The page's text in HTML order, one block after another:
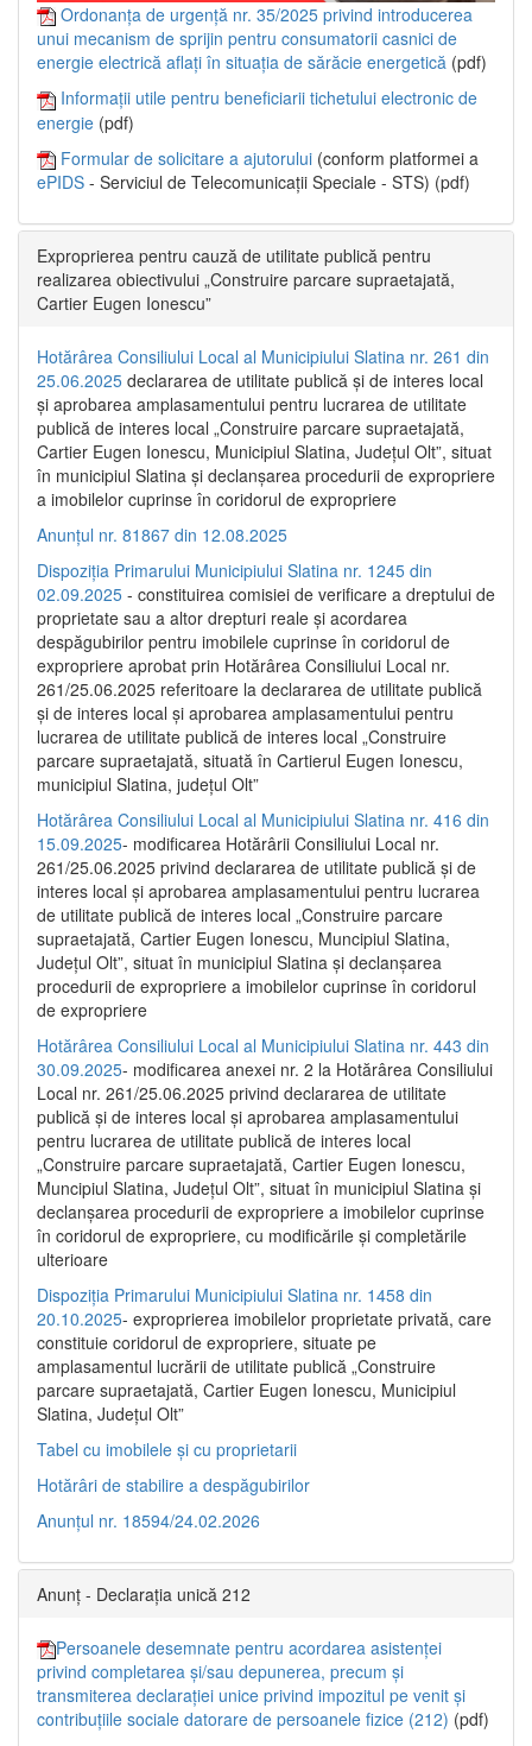
Ordonanța de urgență nr. 35/2025 privind introducerea
unui mecanism de sprijin pentru consumatorii casnici de
energie electrică aflați în situația de sărăcie energetică (pdf)
Informații utile pentru beneficiarii tichetului electronic de
energie (pdf)
Formular de solicitare a ajutorului (conform platformei a
ePIDS - Serviciul de Telecomunicații Speciale - STS) (pdf)
Exproprierea pentru cauză de utilitate publică pentru
realizarea obiectivului „Construire parcare supraetajată,
Cartier Eugen Ionescu”
Hotărârea Consiliului Local al Municipiului Slatina nr. 261 din
25.06.2025 declararea de utilitate publică și de interes local
și aprobarea amplasamentului pentru lucrarea de utilitate
publică de interes local „Construire parcare supraetajată,
Cartier Eugen Ionescu, Municipiul Slatina, Județul Olt”, situat
în municipiul Slatina și declanșarea procedurii de expropriere
a imobilelor cuprinse în coridorul de expropriere
Anunțul nr. 81867 din 12.08.2025
Dispoziția Primarului Municipiului Slatina nr. 1245 din
02.09.2025 - constituirea comisiei de verificare a dreptului de
proprietate sau a altor drepturi reale și acordarea
despăgubirilor pentru imobilele cuprinse în coridorul de
expropriere aprobat prin Hotărârea Consiliului Local nr.
261/25.06.2025 referitoare la declararea de utilitate publică
și de interes local și aprobarea amplasamentului pentru
lucrarea de utilitate publică de interes local „Construire
parcare supraetajată, situată în Cartierul Eugen Ionescu,
municipiul Slatina, județul Olt”
Hotărârea Consiliului Local al Municipiului Slatina nr. 416 din
15.09.2025- modificarea Hotărârii Consiliului Local nr.
261/25.06.2025 privind declararea de utilitate publică și de
interes local și aprobarea amplasamentului pentru lucrarea
de utilitate publică de interes local „Construire parcare
supraetajată, Cartier Eugen Ionescu, Muncipiul Slatina,
Județul Olt”, situat în municipiul Slatina și declanșarea
procedurii de expropriere a imobilelor cuprinse în coridorul
de expropriere
Hotărârea Consiliului Local al Municipiului Slatina nr. 443 din
30.09.2025- modificarea anexei nr. 2 la Hotărârea Consiliului
Local nr. 261/25.06.2025 privind declararea de utilitate
publică şi de interes local şi aprobarea amplasamentului
pentru lucrarea de utilitate publică de interes local
„Construire parcare supraetajată, Cartier Eugen Ionescu,
Muncipiul Slatina, Judeţul Olt”, situat în municipiul Slatina şi
declanşarea procedurii de expropriere a imobilelor cuprinse
în coridorul de expropriere, cu modificările şi completările
ulterioare
Dispoziția Primarului Municipiului Slatina nr. 1458 din
20.10.2025- exproprierea imobilelor proprietate privată, care
constituie coridorul de expropriere, situate pe
amplasamentul lucrării de utilitate publică „Construire
parcare supraetajată, Cartier Eugen Ionescu, Municipiul
Slatina, Județul Olt”
Tabel cu imobilele și cu proprietarii
Hotărâri de stabilire a despăgubirilor
Anunțul nr. 18594/24.02.2026
Anunț - Declarația unică 212
Persoanele desemnate pentru acordarea asistenței
privind completarea și/sau depunerea, precum și
transmiterea declarației unice privind impozitul pe venit și
contribuțiile sociale datorare de persoanele fizice (212) (pdf)